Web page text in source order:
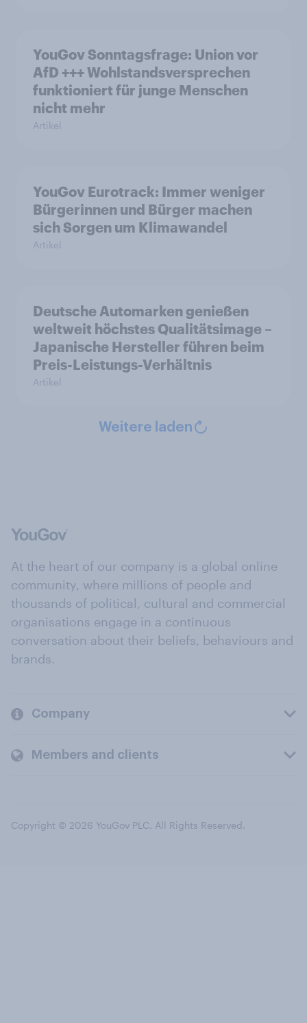
YouGov Sonntagsfrage: Union vor
AfD +++ Wohlstandsversprechen
funktioniert für junge Menschen
nicht mehr
Artikel
YouGov Eurotrack: Immer weniger
Bürgerinnen und Bürger machen
sich Sorgen um Klimawandel
Artikel
Deutsche Automarken genießen
weltweit höchstes Qualitätsimage –
Japanische Hersteller führen beim
Preis-Leistungs-Verhältnis
Artikel
Weitere laden
At the heart of our company is a global online
community, where millions of people and
thousands of political, cultural and commercial
organisations engage in a continuous
conversation about their beliefs, behaviours and
brands.
Company
Members and clients
Copyright © 2026 YouGov PLC. All Rights Reserved.